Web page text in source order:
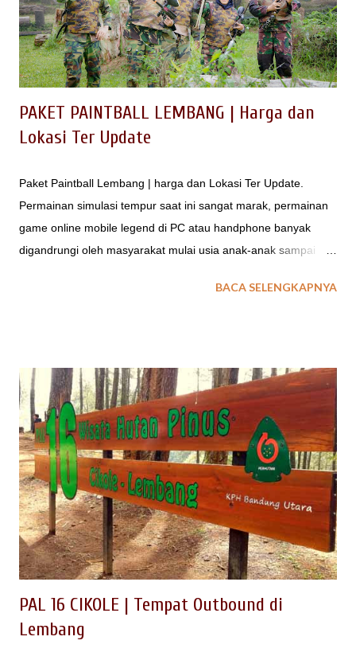
Purwakarta yang berpengalaman menangani kegiatan wisata
outing untuk Company Gatherin, Family Gathering atau Acara
Outbound ...
PAKET PAINTBALL LEMBANG | Harga dan
Lokasi Ter Update
Paket Paintball Lembang | harga dan Lokasi Ter Update.
Permainan simulasi tempur saat ini sangat marak, permainan
game online mobile legend di PC atau handphone banyak
digandrungi oleh masyarakat mulai usia anak-anak sampai
Permainan sejenis adalah PUBG , FREE FIRE merupakan
tetap memerlukan komunikasi antar pemain. Segala trik
permainan dioptimalkan agar menjadi pemenang. SIMULASI
PERANG DENGAN OUTBOUND Simulasi perang dalam
permainan aplikasi android atau komputer di atas, apakah bisa
sama saat berada di medan permainan dunia nyata ? Paintball
game merupakan salah satu kemasan outbound simulasi
perang yang dilaksanakan sebagai pengisi aktifitas outing
gathering. Selain sebagai media refreshing, jenis permainan
paintball ini dapat juga dikema...
BACA SELENGKAPNYA
PAL 16 CIKOLE | Tempat Outbound di
Lembang